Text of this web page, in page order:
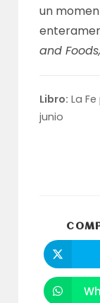
un
and
Libro: La
junio